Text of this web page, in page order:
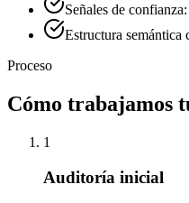
Señales de
Estructura semántica
Proceso
Cómo trabajamos
1
Auditoría inicial